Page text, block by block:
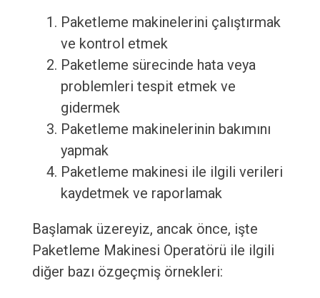
Paketleme makinelerini çalıştırmak
ve kontrol etmek
Paketleme sürecinde hata veya
problemleri tespit etmek ve
gidermek
Paketleme makinelerinin bakımını
yapmak
Paketleme makinesi ile ilgili verileri
kaydetmek ve raporlamak
Başlamak üzereyiz, ancak önce, işte
Paketleme Makinesi Operatörü ile ilgili
diğer bazı özgeçmiş örnekleri: